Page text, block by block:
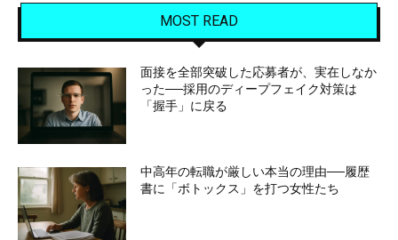
MOST READ
面接を全部突破した応募者が、実在しなか
った──採用のディープフェイク対策は
「握手」に戻る
中高年の転職が厳しい本当の理由──履歴
書に「ボトックス」を打つ女性たち